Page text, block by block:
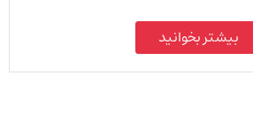
بیشتر بخوانید